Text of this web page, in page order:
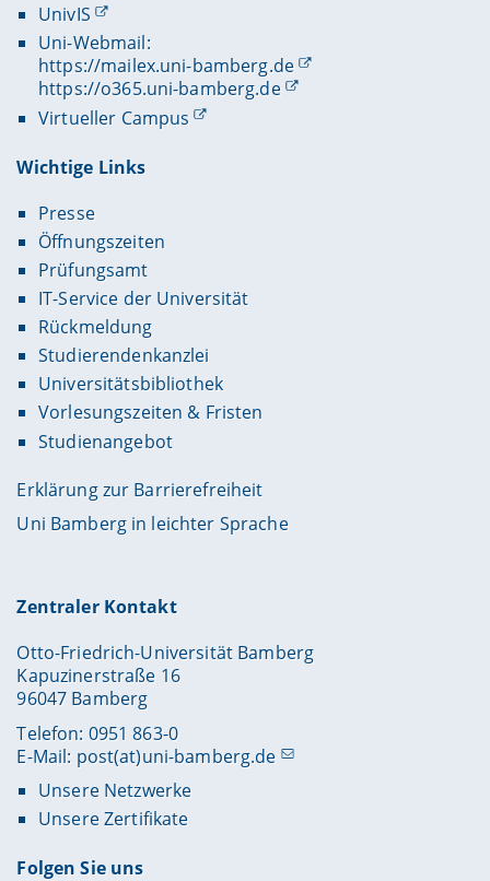
UnivIS
Uni-Webmail:
https://mailex.uni-bamberg.de
https://o365.uni-bamberg.de
Virtueller Campus
Wichtige Links
Presse
Öffnungszeiten
Prüfungsamt
IT-Service der Universität
Rückmeldung
Studierendenkanzlei
Universitätsbibliothek
Vorlesungszeiten & Fristen
Studienangebot
Erklärung zur Barrierefreiheit
Uni Bamberg in leichter Sprache
Zentraler Kontakt
Otto-Friedrich-Universität Bamberg
Kapuzinerstraße 16
96047 Bamberg
Telefon: 0951 863-0
E-Mail: post(at)uni-bamberg.de
Unsere Netzwerke
Unsere Zertifikate
Folgen Sie uns